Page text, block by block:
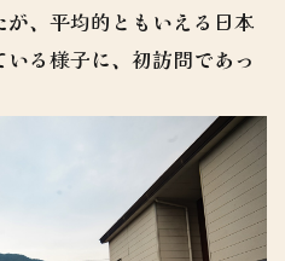
、平均的ともいえる日本
る様子に、初訪問であっ